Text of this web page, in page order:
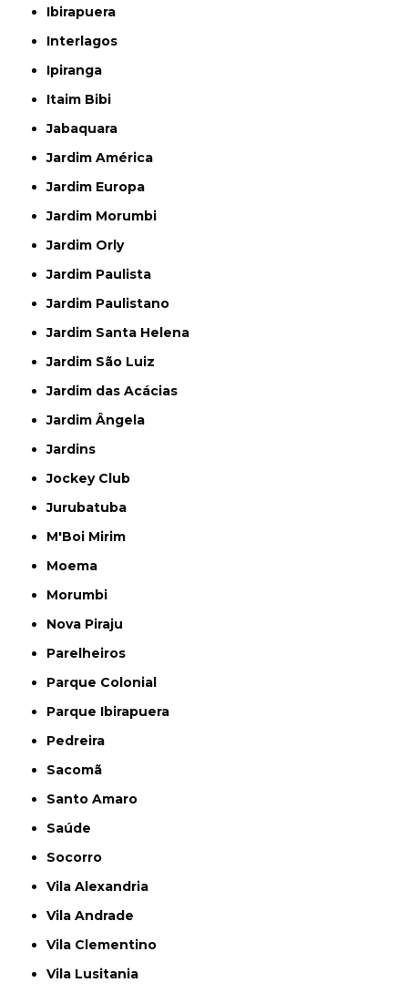
Ibirapuera
Interlagos
Ipiranga
Itaim Bibi
Jabaquara
Jardim América
Jardim Europa
Jardim Morumbi
Jardim Orly
Jardim Paulista
Jardim Paulistano
Jardim Santa Helena
Jardim São Luiz
Jardim das Acácias
Jardim Ângela
Jardins
Jockey Club
Jurubatuba
M'Boi Mirim
Moema
Morumbi
Nova Piraju
Parelheiros
Parque Colonial
Parque Ibirapuera
Pedreira
Sacomã
Santo Amaro
Saúde
Socorro
Vila Alexandria
Vila Andrade
Vila Clementino
Vila Lusitania